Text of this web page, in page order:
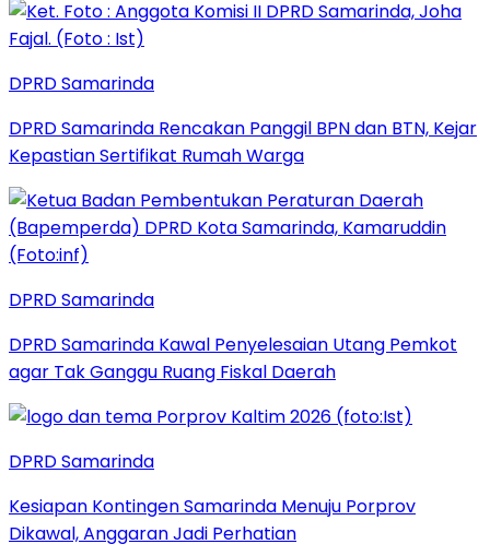
DPRD Samarinda
DPRD Samarinda Rencakan Panggil BPN dan BTN, Kejar
Kepastian Sertifikat Rumah Warga
DPRD Samarinda
DPRD Samarinda Kawal Penyelesaian Utang Pemkot
agar Tak Ganggu Ruang Fiskal Daerah
DPRD Samarinda
Kesiapan Kontingen Samarinda Menuju Porprov
Dikawal, Anggaran Jadi Perhatian